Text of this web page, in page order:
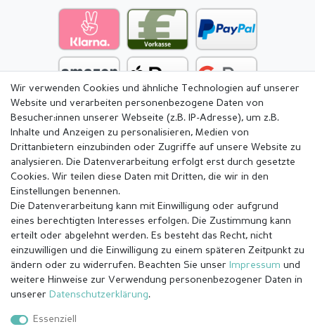
Impressum Daten­schutz­erklärung
Wir verwenden Cookies und ähnliche Technologien auf unserer
Website und verarbeiten personenbezogene Daten von
Besucher:innen unserer Webseite (z.B. IP-Adresse), um z.B.
Inhalte und Anzeigen zu personalisieren, Medien von
Drittanbietern einzubinden oder Zugriffe auf unsere Website zu
analysieren. Die Datenverarbeitung erfolgt erst durch gesetzte
Cookies. Wir teilen diese Daten mit Dritten, die wir in den
Einstellungen benennen.
Die Datenverarbeitung kann mit Einwilligung oder aufgrund
eines berechtigten Interesses erfolgen. Die Zustimmung kann
erteilt oder abgelehnt werden. Es besteht das Recht, nicht
einzuwilligen und die Einwilligung zu einem späteren Zeitpunkt zu
ändern oder zu widerrufen. Beachten Sie unser Impressum und
weitere Hinweise zur Verwendung personenbezogener Daten in
unserer Daten­schutz­erklärung.
Essenziell